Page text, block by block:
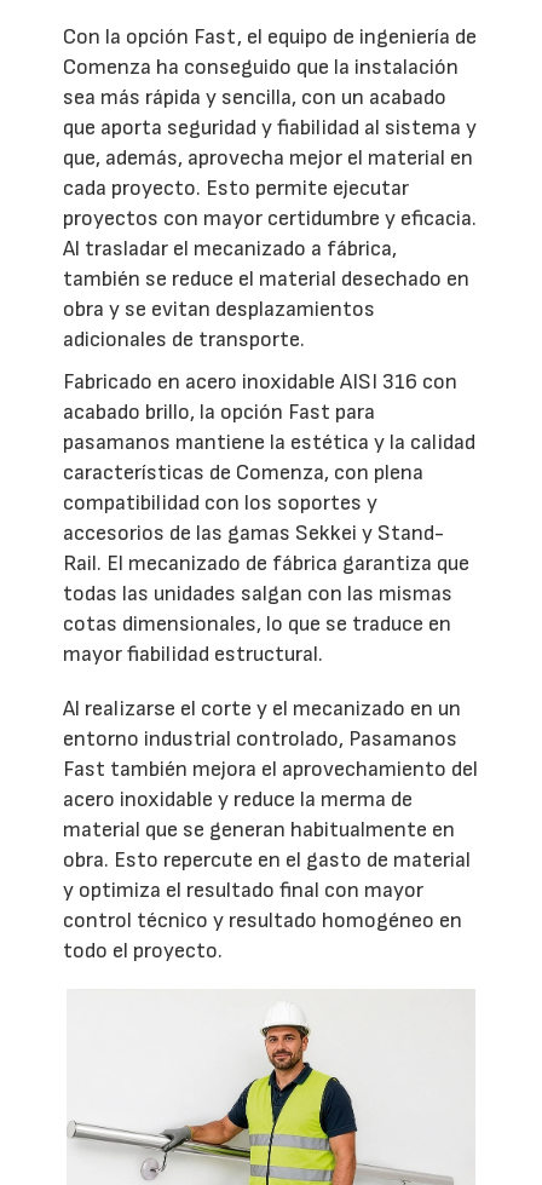
Con la opción Fast, el equipo de ingeniería de
Comenza ha conseguido que la instalación
sea más rápida y sencilla, con un acabado
que aporta seguridad y fiabilidad al sistema y
que, además, aprovecha mejor el material en
cada proyecto. Esto permite ejecutar
proyectos con mayor certidumbre y eficacia.
Al trasladar el mecanizado a fábrica,
también se reduce el material desechado en
obra y se evitan desplazamientos
adicionales de transporte.
Fabricado en acero inoxidable AISI 316 con
acabado brillo, la opción Fast para
pasamanos mantiene la estética y la calidad
características de Comenza, con plena
compatibilidad con los soportes y
accesorios de las gamas Sekkei y Stand-
Rail. El mecanizado de fábrica garantiza que
todas las unidades salgan con las mismas
cotas dimensionales, lo que se traduce en
mayor fiabilidad estructural.
Al realizarse el corte y el mecanizado en un
entorno industrial controlado, Pasamanos
Fast también mejora el aprovechamiento del
acero inoxidable y reduce la merma de
material que se generan habitualmente en
obra. Esto repercute en el gasto de material
y optimiza el resultado final con mayor
control técnico y resultado homogéneo en
todo el proyecto.